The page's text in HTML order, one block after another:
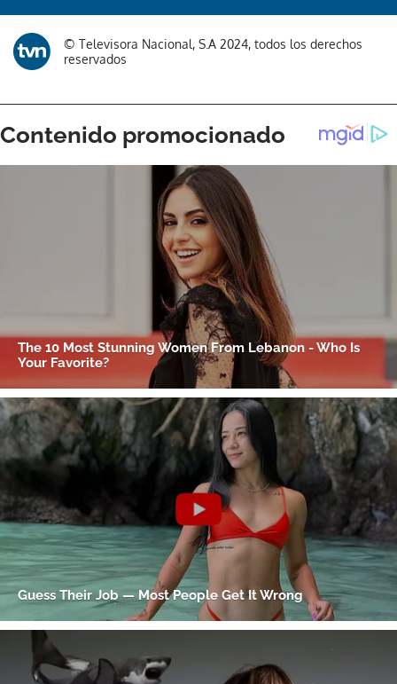
Gracias por suscribirte a nuestro boletín.
ACEPTAR
© Televisora Nacional, S.A 2024, todos los derechos
reservados